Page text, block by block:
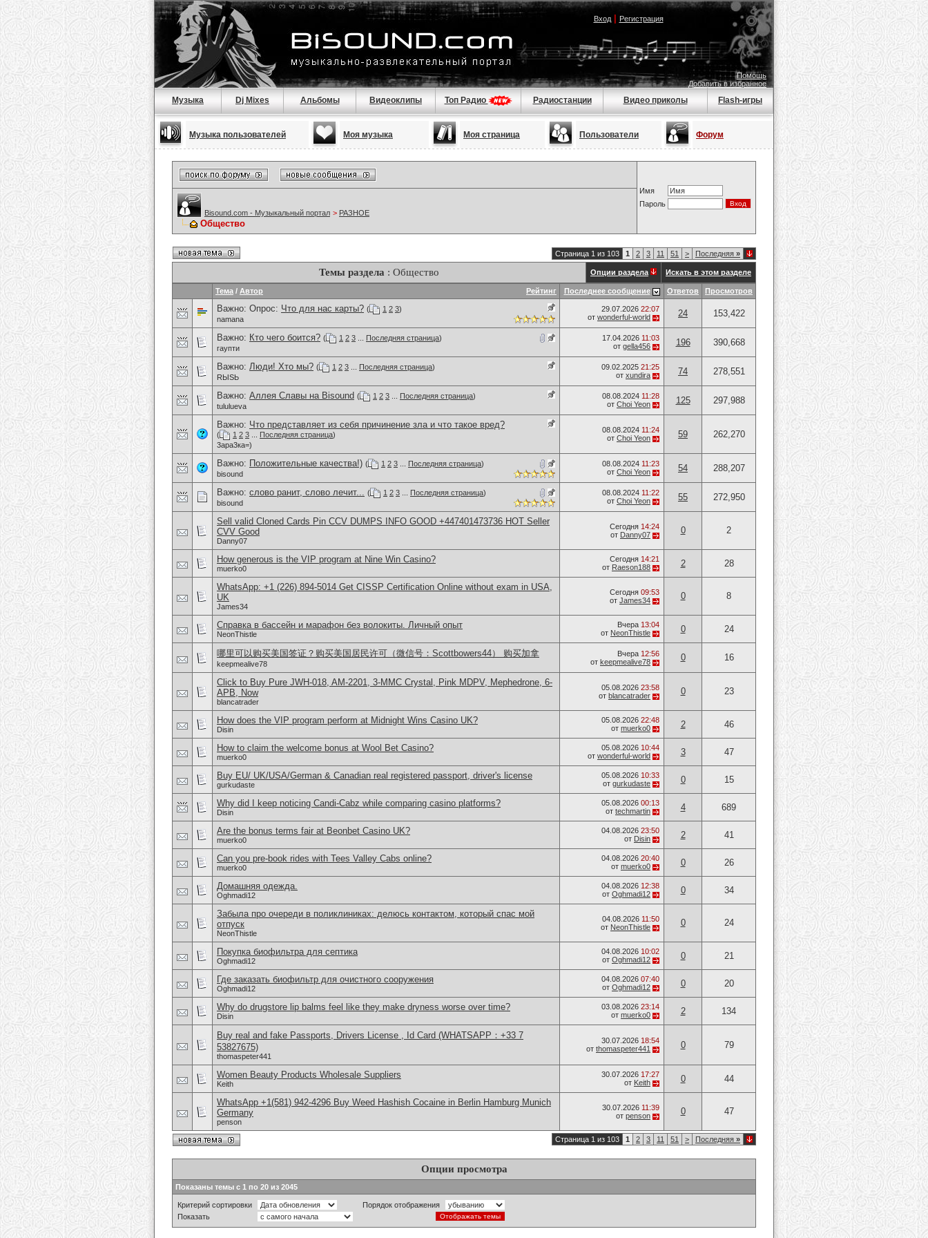
Вход| Регистрация
Помощь
Добавить в избранное
Музыка Dj Mixes Альбомы Видеоклипы Топ Радио Радиостанции Видео приколы Flash-игры
Музыка пользователей Моя музыка Моя страница Пользователи Форум
Имя
Пароль
Bisound.com - Музыкальный портал > РАЗНОЕ
Общество
Страница 1 из 103 1 2 3 11 51 > Последняя »
Темы раздела : Общество Опции раздела Искать в этом разделе
Рейтинг
Тема / Автор Последнее сообщение Ответов Просмотров
Важно: Опрос: Что для нас карты? ( 1 2 3)
namana
29.07.2026 22:07
от wonderful-world 24 153,422
Важно: Кто чего боится? ( 1 2 3 Последняя страница)
гаупти
17.04.2026 11:03
от gella456 196 390,668
Важно: Люди! Хто мы? ( 1 2 3 Последняя страница)
RЫSЬ
09.02.2025 21:25
от xundira 74 278,551
Важно: Аллея Славы на Bisound ( 1 2 3 Последняя страница)
tululueva
08.08.2024 11:28
от Choi Yeon 125 297,988
Важно: Что представляет из себя причинение зла и что такое вред?
( 1 2 3 Последняя страница)
3ара3ка=)
08.08.2024 11:24
от Choi Yeon 59 262,270
Важно: Положительные качества!) ( 1 2 3 Последняя страница)
bisound
08.08.2024 11:23
от Choi Yeon 54 288,207
Важно: слово ранит, слово лечит... ( 1 2 3 Последняя страница)
bisound
08.08.2024 11:22
от Choi Yeon 55 272,950
Sell valid Cloned Cards Pin CCV DUMPS INFO GOOD +447401473736 HOT Seller
CVV Good
Danny07
Сегодня 14:24
от Danny07 0 2
How generous is the VIP program at Nine Win Casino?
muerko0
Сегодня 14:21
от Raeson188 2 28
WhatsApp: +1 (226) 894-5014​ Get CISSP Certification Online without exam in USA,
UK
James34
Сегодня 09:53
от James34 0 8
Справка в бассейн и марафон без волокиты. Личный опыт
NeonThistle
Вчера 13:04
от NeonThistle 0 24
哪里可以购买美国签证？购买美国居民许可（微信号：Scottbowers44） 购买加拿
keepmealive78
Вчера 12:56
от keepmealive78 0 16
Click to Buy Pure JWH-018, AM-2201, 3-MMC Crystal, Pink MDPV, Mephedrone, 6-
APB, Now
blancatrader
05.08.2026 23:58
от blancatrader 0 23
How does the VIP program perform at Midnight Wins Casino UK?
Disin
05.08.2026 22:48
от muerko0 2 46
How to claim the welcome bonus at Wool Bet Casino?
muerko0
05.08.2026 10:44
от wonderful-world 3 47
Buy EU/ UK/USA/German & Canadian real registered passport, driver's license
gurkudaste
05.08.2026 10:33
от gurkudaste 0 15
Why did I keep noticing Candi-Cabz while comparing casino platforms?
Disin
05.08.2026 00:13
от techmartin 4 689
Are the bonus terms fair at Beonbet Casino UK?
muerko0
04.08.2026 23:50
от Disin 2 41
Can you pre-book rides with Tees Valley Cabs online?
muerko0
04.08.2026 20:40
от muerko0 0 26
Домашняя одежда.
Oghmadi12
04.08.2026 12:38
от Oghmadi12 0 34
Забыла про очереди в поликлиниках: делюсь контактом, который спас мой
отпуск
NeonThistle
04.08.2026 11:50
от NeonThistle 0 24
Покупка биофильтра для септика
Oghmadi12
04.08.2026 10:02
от Oghmadi12 0 21
Где заказать биофильтр для очистного сооружения
Oghmadi12
04.08.2026 07:40
от Oghmadi12 0 20
Why do drugstore lip balms feel like they make dryness worse over time?
Disin
03.08.2026 23:14
от muerko0 2 134
Buy real and fake Passports, Drivers License , Id Card (WHATSAPP：+33 7
53827675)
thomaspeter441
30.07.2026 18:54
от thomaspeter441 0 79
Women Beauty Products Wholesale Suppliers
Keith
30.07.2026 17:27
от Keith 0 44
WhatsApp +1(581) 942-4296 Buy Weed Hashish Cocaine in Berlin Hamburg Munich
Germany
penson
30.07.2026 11:39
от penson 0 47
Страница 1 из 103 1 2 3 11 51 > Последняя »
Опции просмотра
Показаны темы с 1 по 20 из 2045
Критерий сортировки
Порядок отображения
Показать